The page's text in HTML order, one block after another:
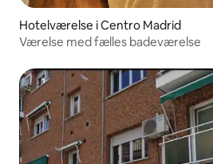
Hotelværelse i Centro Madrid
Værelse med fælles badeværelse